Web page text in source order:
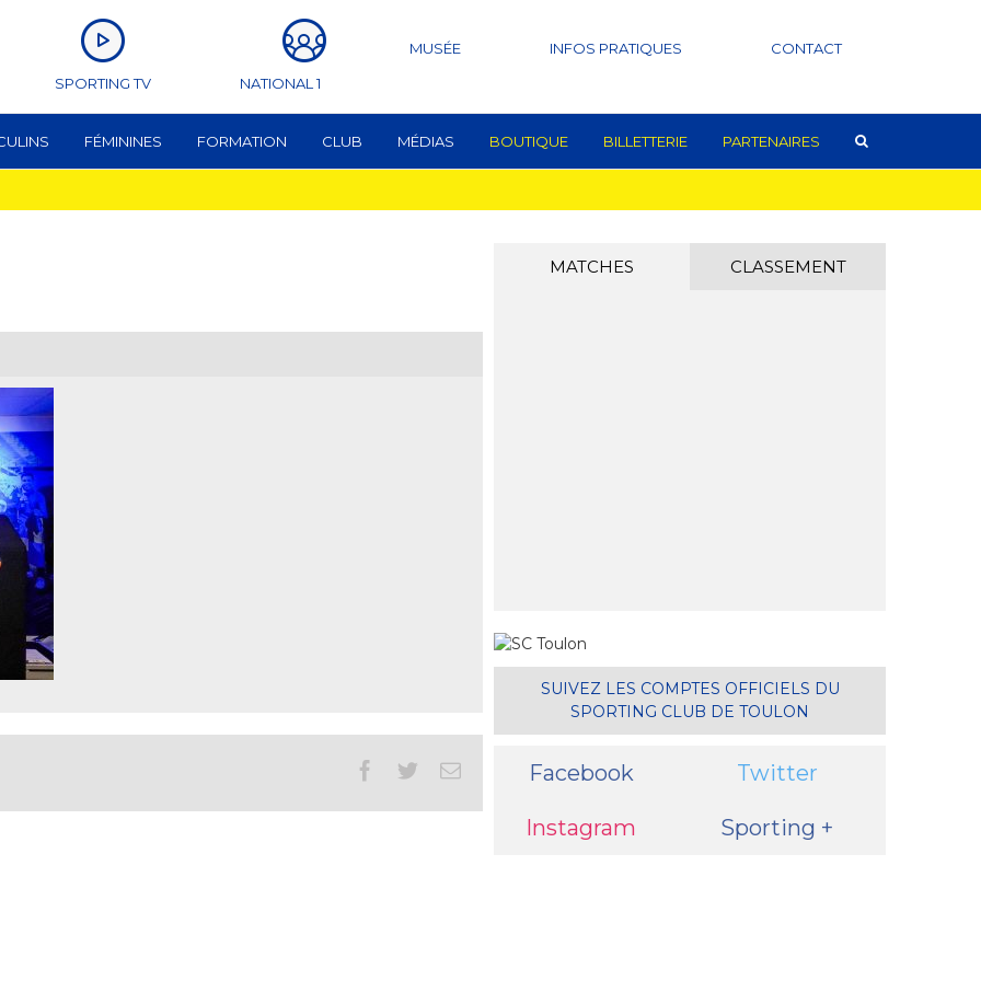
SPORTING TV NATIONAL 1
MUSÉE INFOS PRATIQUES CONTACT
FÉMININES FORMATION CLUB MÉDIAS BOUTIQUE BILLETTERIE PARTENAIRES
Facebook
TwitterEmail
MATCHES CLASSEMENT
SUIVEZ LES COMPTES OFFICIELS DU
SPORTING CLUB DE TOULON
Facebook Twitter
Instagram Sporting +